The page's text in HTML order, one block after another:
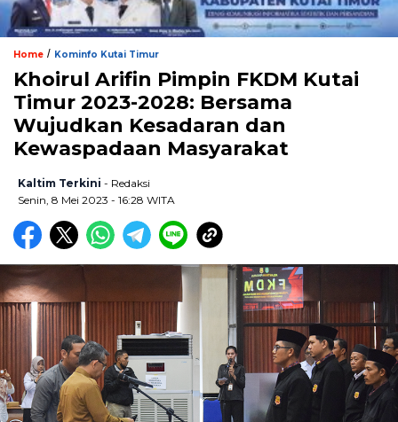
Home / Kominfo Kutai Timur
Khoirul Arifin Pimpin FKDM Kutai
Timur 2023-2028: Bersama
Wujudkan Kesadaran dan
Kewaspadaan Masyarakat
Kaltim Terkini - Redaksi
Senin, 8 Mei 2023 - 16:28 WITA